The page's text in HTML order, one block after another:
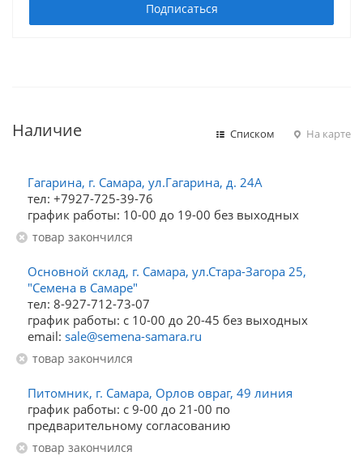
Подписаться
Наличие Списком На карте
Гагарина, г. Самара, ул.Гагарина, д. 24А
тел: +7927-725-39-76
график работы: 10-00 до 19-00 без выходных
Товар закончился
Основной склад, г. Самара, ул.Стара-Загора 25,
"Семена в Самаре"
тел: 8-927-712-73-07
график работы: с 10-00 до 20-45 без выходных
email: sale@semena-samara.ru
Товар закончился
Питомник, г. Самара, Орлов овраг, 49 линия
график работы: с 9-00 до 21-00 по
предварительному согласованию
Товар закончился